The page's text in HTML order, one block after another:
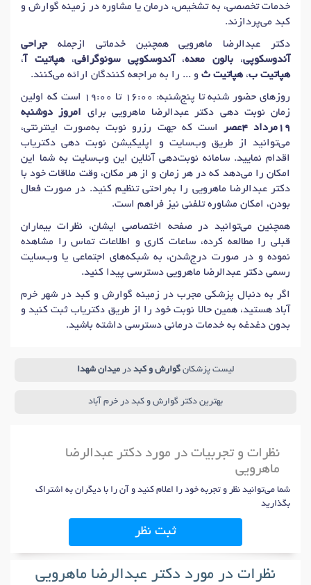
خدمات تخصصی، به تشخیص، درمان یا مشاوره در زمینه گوارش و
کبد می‌پردازند.
دکتر عبدالرضا ماهرویی همچنین خدماتی ازجملهجراحی
آندوسکوپی،بالون معده، آندوسکوپی سونوگرافی،هپاتیت آ،
هپاتیت ب،هپاتیت ث و ... را به مراجعه کنندگان ارائه می‌کنند.
روزهای حضور شنبه تا پنج‌شنبه: 16:00 تا 19:00 است که اولین
زمان نوبت دهی دکتر عبدالرضا ماهرویی برای امروز دوشنبه
19مرداد 4عصر
است که جهت رزرو نوبت به‌صورت اینترنتی،
می‌توانید از طریق وب‌سایت و اپلیکیشن نوبت دهی دکتریاب
اقدام نمایید. سامانه نوبت‌دهی آنلاین این وب‌سایت به شما این
امکان را می‌دهد که در هر زمان و از هر مکان، وقت ملاقات خود با
دکتر عبدالرضا ماهرویی را به‌راحتی تنظیم کنید. در صورت فعال
بودن، امکان مشاوره تلفنی نیز فراهم است.
همچنین می‌توانید در صفحه اختصاصی ایشان، نظرات بیماران
قبلی را مطالعه کرده، ساعات کاری و اطلاعات تماس را مشاهده
نموده و در صورت درج‌شدن، به شبکه‌های اجتماعی یا وب‌سایت
رسمی دکتر عبدالرضا ماهرویی دسترسی پیدا کنید.
اگر به دنبال پزشکی مجرب در زمینه گوارش و کبد در شهر خرم
آباد هستید، همین حالا نوبت خود را از طریق دکتریاب ثبت کنید و
بدون دغدغه به خدمات درمانی دسترسی داشته باشید.
لیست پزشکانگوارش و کبد درمیدان شهدا
بهترین دکتر گوارش و کبد در خرم آباد
نظرات و تجربیات در مورد دکتر عبدالرضا
ماهرویی
شما می‌توانید نظر و تجربه خود را اعلام کنید و آن را با دیگران به اشتراک
بگذارید
ثبت نظر
نظرات در مورد دکتر عبدالرضا ماهرویی